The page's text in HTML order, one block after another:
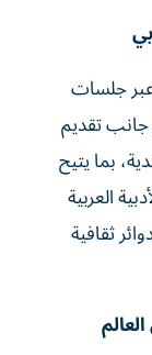
عبر جلسات
جانب تقديم
بما يتيح
العربية
ثقافية